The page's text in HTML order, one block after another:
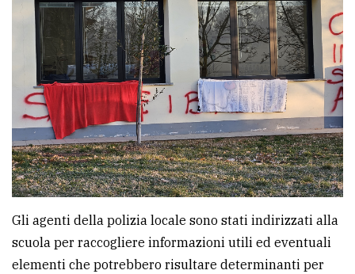
Gli agenti della polizia locale sono stati indirizzati alla
scuola per raccogliere informazioni utili ed eventuali
elementi che potrebbero risultare determinanti per